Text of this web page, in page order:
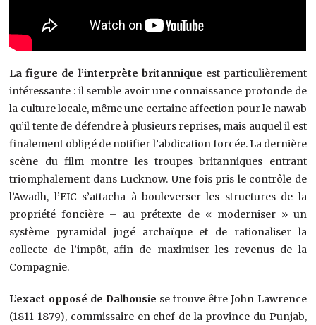
La figure de l’interprète britannique est particulièrement
intéressante : il semble avoir une connaissance profonde de
la culture locale, même une certaine affection pour le nawab
qu’il tente de défendre à plusieurs reprises, mais auquel il est
finalement obligé de notifier l’abdication forcée. La dernière
scène du film montre les troupes britanniques entrant
triomphalement dans Lucknow. Une fois pris le contrôle de
l’Awadh, l’EIC s’attacha à bouleverser les structures de la
propriété foncière – au prétexte de « moderniser » un
système pyramidal jugé archaïque et de rationaliser la
collecte de l’impôt, afin de maximiser les revenus de la
Compagnie.
L’exact opposé de Dalhousie se trouve être John Lawrence
(1811-1879), commissaire en chef de la province du Punjab,